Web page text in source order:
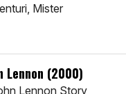
Mister
Lennon (2000)
Lennon Story